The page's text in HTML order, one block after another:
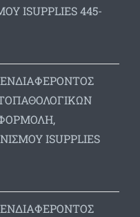
ISUPPLIES 445-
ΙSUPPLIES